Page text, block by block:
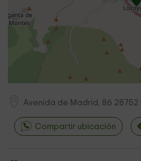
Avenida de Madrid, 86 28752
Compartir ubicación